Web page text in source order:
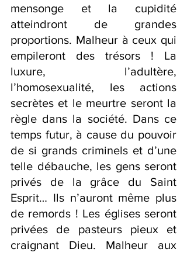
mensonge et la cupidité
atteindront de grandes
proportions. Malheur à ceux qui
empileront des trésors ! La
luxure, l’adultère,
l’homosexualité, les actions
secrètes et le meurtre seront la
règle dans la société. Dans ce
temps futur, à cause du pouvoir
de si grands criminels et d’une
telle débauche, les gens seront
privés de la grâce du Saint
Esprit… Ils n’auront même plus
de remords ! Les églises seront
privées de pasteurs pieux et
craignant Dieu. Malheur aux